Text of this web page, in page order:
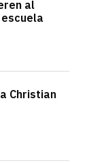
al
Christian